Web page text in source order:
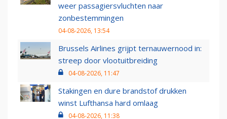
weer passagiersvluchten naar
zonbestemmingen
04-08-2026, 13:54
Brussels Airlines grijpt ternauwernood in:
streep door vlootuitbreiding
04-08-2026, 11:47
Stakingen en dure brandstof drukken
winst Lufthansa hard omlaag
04-08-2026, 11:38